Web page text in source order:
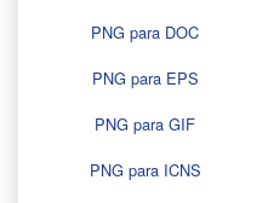
PNG para DOC
PNG para EPS
PNG para GIF
PNG para ICNS